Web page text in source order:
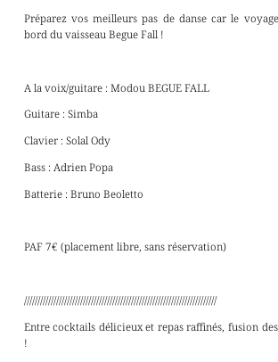
Préparez vos meilleurs pas de danse car le
bord du vaisseau Begue Fall !
A la voix/guitare : Modou BEGUE FALL
Guitare : Simba
Clavier : Solal Ody
Bass : Adrien Popa
Batterie : Bruno Beoletto
PAF 7€ (placement libre, sans réservation)
////////////////////////////////////////////////////////////////////////
Entre cocktails délicieux et repas raffinés, fusion
!